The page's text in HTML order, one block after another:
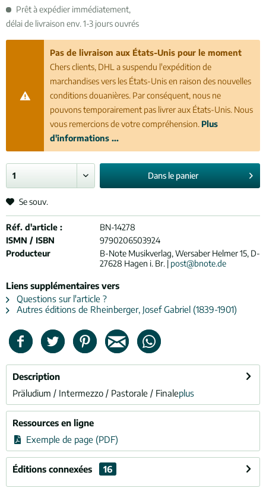
Prêt à expédier immédiatement,
délai de livraison env. 1-3 jours ouvrés
Pas de livraison aux États-Unis pour le moment
Chers clients, DHL a suspendu l'expédition de
marchandises vers les États-Unis en raison des nouvelles
conditions douanières. Par conséquent, nous ne
pouvons temporairement pas livrer aux États-Unis. Nous
vous remercions de votre compréhension. Plus
d'informations ...
Dans le panier
Se souv.
Réf. d'article :
BN-14278
ISMN / ISBN
9790206503924
Producteur
B-Note Musikverlag, Wersaber Helmer 15, D-
27628 Hagen i. Br. | post@bnote.de
Liens supplémentaires vers
Questions sur l'article ?
Autres éditions de Rheinberger, Josef Gabriel (1839-1901)
Description
Präludium / Intermezzo / Pastorale / Finaleplus
Ressources en ligne
Exemple de page (PDF)
Éditions connexées 16